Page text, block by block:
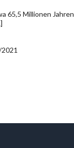
65,5 Millionen Jahren